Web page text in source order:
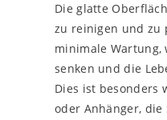
Die glatte
zu reinigen und
minimale Wartung,
senken und die
Dies ist besonders
oder Anhänger, die